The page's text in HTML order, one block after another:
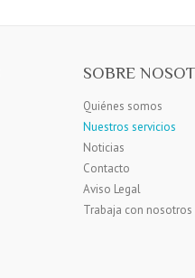
SOBRE
Quiénes somos
Nuestros servicios
Noticias
Contacto
Aviso Legal
Trabaja con nosotros